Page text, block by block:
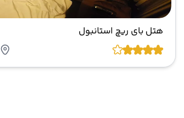
هتل بای ریچ استانبول